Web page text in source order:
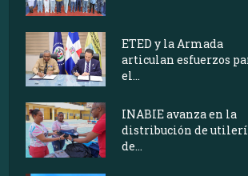
ETED y la Armada
articulan esfuerzos
el...
INABIE avanza en la
distribución de
de...